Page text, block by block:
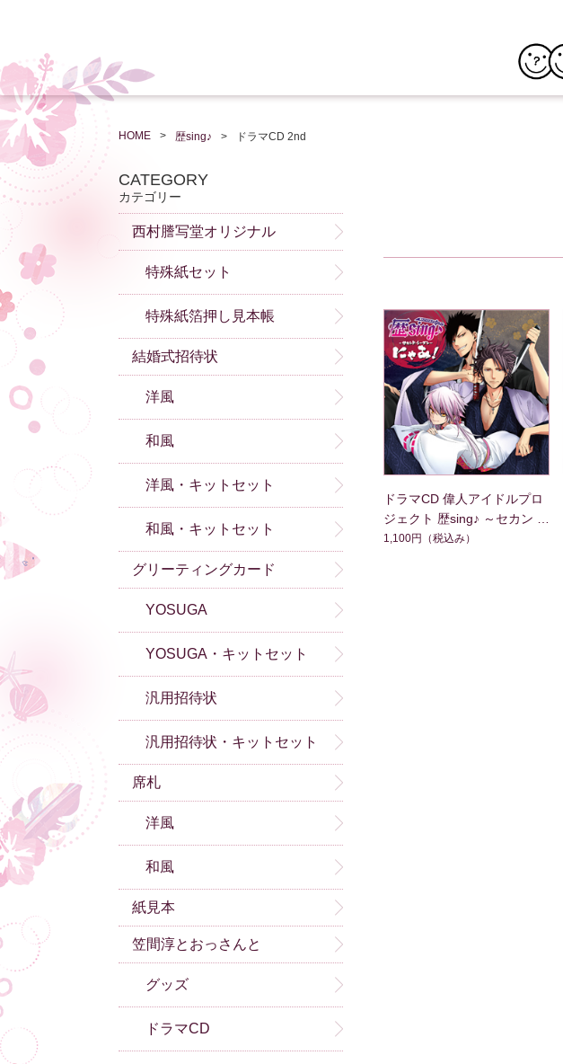
HOME 歴sing♪ ドラマCD 2nd
ドラマCD 偉人アイドルプロ
ジェクト 歴sing♪ ～セカン
ド・シーズン にゃあ！～
1,100円 （税込み）
CATEGORY
カテゴリー
西村謄写堂オリジナル
特殊紙セット
特殊紙箔押し見本帳
結婚式招待状
洋風
和風
洋風・キットセット
和風・キットセット
グリーティングカード
YOSUGA
YOSUGA・キットセット
汎用招待状
汎用招待状・キットセット
席札
洋風
和風
紙見本
笠間淳とおっさんと
グッズ
ドラマCD